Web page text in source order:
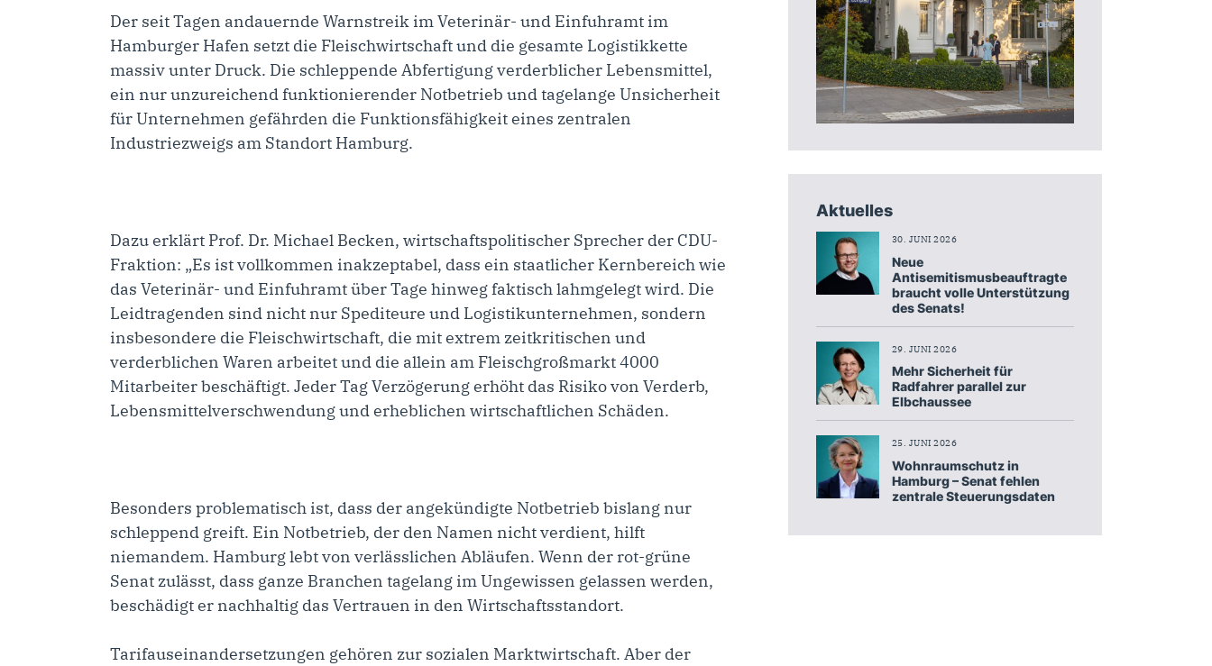
Der seit Tagen andauernde Warnstreik im Veterinär- und Einfuhramt im
Hamburger Hafen setzt die Fleischwirtschaft und die gesamte Logistikkette
massiv unter Druck. Die schleppende Abfertigung verderblicher Lebensmittel,
ein nur unzureichend funktionierender Notbetrieb und tagelange Unsicherheit
für Unternehmen gefährden die Funktionsfähigkeit eines zentralen
Industriezweigs am Standort Hamburg.
Dazu erklärt Prof. Dr. Michael Becken, wirtschaftspolitischer Sprecher der CDU-
Fraktion: „Es ist vollkommen inakzeptabel, dass ein staatlicher Kernbereich wie
das Veterinär- und Einfuhramt über Tage hinweg faktisch lahmgelegt wird. Die
Leidtragenden sind nicht nur Spediteure und Logistikunternehmen, sondern
insbesondere die Fleischwirtschaft, die mit extrem zeitkritischen und
verderblichen Waren arbeitet und die allein am Fleischgroßmarkt 4000
Mitarbeiter beschäftigt. Jeder Tag Verzögerung erhöht das Risiko von Verderb,
Lebensmittelverschwendung und erheblichen wirtschaftlichen Schäden.
Besonders problematisch ist, dass der angekündigte Notbetrieb bislang nur
schleppend greift. Ein Notbetrieb, der den Namen nicht verdient, hilft
niemandem. Hamburg lebt von verlässlichen Abläufen. Wenn der rot-grüne
Senat zulässt, dass ganze Branchen tagelang im Ungewissen gelassen werden,
beschädigt er nachhaltig das Vertrauen in den Wirtschaftsstandort.
Tarifauseinandersetzungen gehören zur sozialen Marktwirtschaft. Aber der
Aktuelles
Neue
Antisemitismusbeauftragte
braucht volle Unterstützung
des Senats!
30. JUNI 2026
Mehr Sicherheit für
Radfahrer parallel zur
Elbchaussee
29. JUNI 2026
Wohnraumschutz in
Hamburg – Senat fehlen
zentrale Steuerungsdaten
25. JUNI 2026